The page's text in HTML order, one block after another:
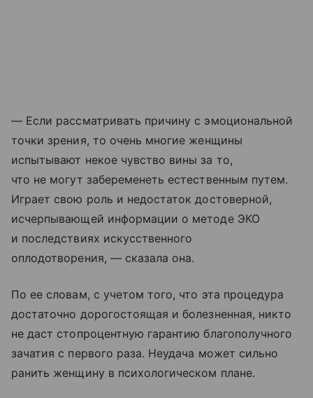
— Если рассматривать причину с эмоциональной
точки зрения, то очень многие женщины
испытывают некое чувство вины за то,
что не могут забеременеть естественным путем.
Играет свою роль и недостаток достоверной,
исчерпывающей информации о методе ЭКО
и последствиях искусственного
оплодотворения, — сказала она.
По ее словам, с учетом того, что эта процедура
достаточно дорогостоящая и болезненная, никто
не даст стопроцентную гарантию благополучного
зачатия с первого раза. Неудача может сильно
ранить женщину в психологическом плане.